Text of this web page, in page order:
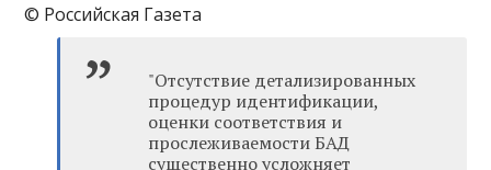
© Российская Газета
"Отсутствие детализированных
процедур идентификации,
оценки соответствия и
прослеживаемости БАД
существенно усложняет